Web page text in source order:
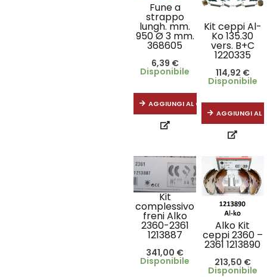
Fune a
strappo
lungh. mm.
950 Ø 3 mm.
368605
6,39 €
Disponibile
AGGIUNGI AL CARRELLO
Kit ceppi Al-
Ko 135.30
vers. B+C
1220335
114,92 €
Disponibile
AGGIUNGI AL
Kit
complessivo
freni Alko
2360-2361
1213887
341,00 €
Disponibile
Alko Kit
ceppi 2360 –
2361 1213890
213,50 €
Disponibile